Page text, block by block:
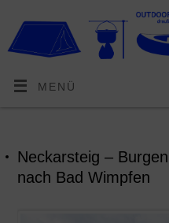
MENÜ
Neckarsteig –
nach Bad Wimpfen